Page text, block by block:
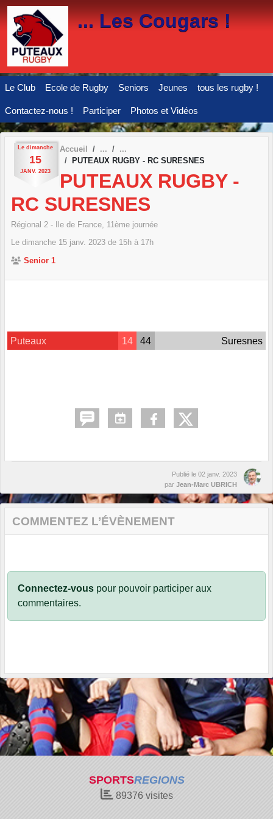
... Les Cougars !
Le Club Ecole de Rugby Seniors Jeunes tous les rugby !
Contactez-nous ! Participer Photos et Vidéos
Le dimanche
15
JANV. 2023
Accueil
PUTEAUX RUGBY - RC SURESNES
PUTEAUX RUGBY -
RC SURESNES
Régional 2 - Ile de France, 11ème journée
Le dimanche 15 janv. 2023 de 15h à 17h
Senior 1
Puteaux 14 44 Suresnes
Publié le 02 janv. 2023
par Jean-Marc UBRICH
COMMENTEZ L’ÉVÈNEMENT
Connectez-vous pour pouvoir participer aux
commentaires.
SPORTSREGIONS
89376visites
Panneau de gestion des cookies